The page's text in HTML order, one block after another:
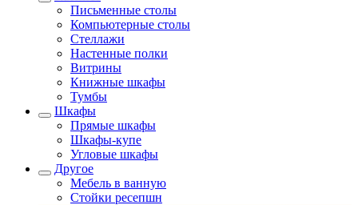
Письменные столы
Компьютерные столы
Стеллажи
Настенные полки
Витрины
Книжные шкафы
Тумбы
Шкафы
Прямые шкафы
Шкафы-купе
Угловые шкафы
Другое
Мебель в ванную
Стойки ресепшн